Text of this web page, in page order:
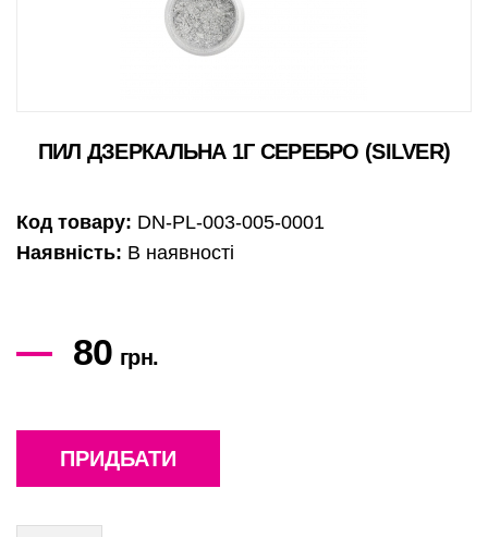
ПИЛ ДЗЕРКАЛЬНА 1Г СЕРЕБРО (SILVER)
Код товару: DN-PL-003-005-0001
Наявність: В наявності
80 грн.
ПРИДБАТИ